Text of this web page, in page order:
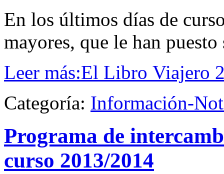
En los últimos días de
mayores, que le han
Leer más:El Libro Viajero
Categoría: Información-
Programa de
curso 2013/2014